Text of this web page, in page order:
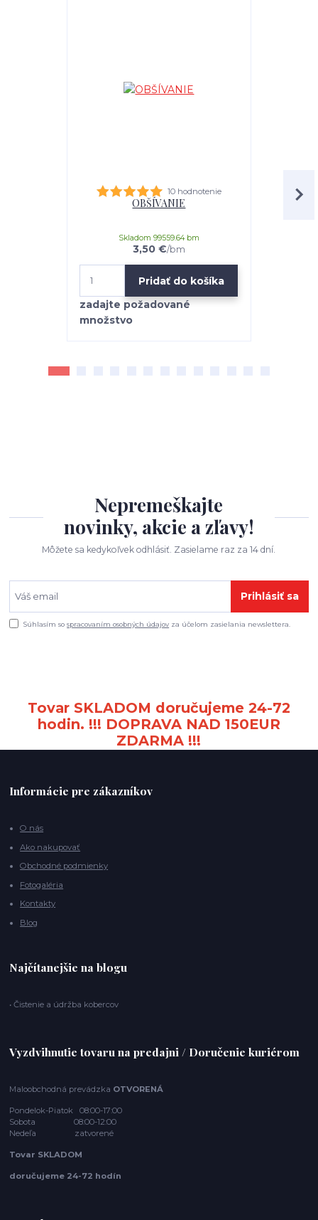
10 hodnotenie
OBŠÍVANIE
3,50 €/bm
Skladom 99559.64 bm
Pridať do košíka
Nepremeškajte
novinky, akcie a zľavy!
Môžete sa kedykoľvek odhlásiť. Zasielame raz za 14 dní.
Prihlásiť sa
Súhlasím sospracovaním osobných údajov za účelom zasielania newslettera.
Tovar SKLADOM doručujeme 24-72
hodin. !!! DOPRAVA NAD 150EUR
ZDARMA !!!
Informácie pre zákazníkov
O nás
Ako nakupovať
Obchodné podmienky
Fotogaléria
Kontakty
Blog
Najčítanejšie na blogu
• Čistenie a údržba kobercov
Vyzdvihnutie tovaru na predajni / Doručenie kuriérom
Maloobchodná prevádzka OTVORENÁ
Pondelok-Piatok 08:00-17:00
Sobota 08:00-12:00
Nedeľa zatvorené
Tovar SKLADOM
doručujeme 24-72 hodín